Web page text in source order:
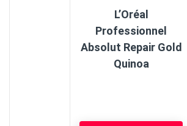
L’Oréal
Professionnel
Absolut Repair Gold
Quinoa